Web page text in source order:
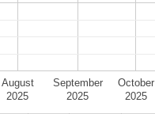
August
2025
September
2025
October
2025